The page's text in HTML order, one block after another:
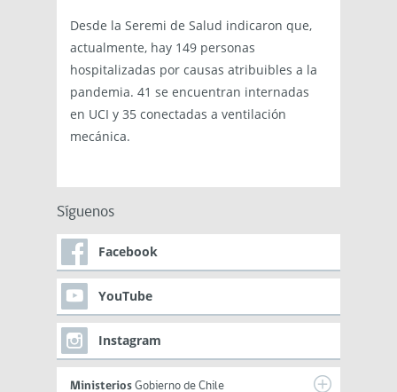
Desde la Seremi de Salud indicaron que,
actualmente, hay 149 personas
hospitalizadas por causas atribuibles a la
pandemia. 41 se encuentran internadas
en UCI y 35 conectadas a ventilación
mecánica.
Síguenos
Facebook
YouTube
Instagram
Ministerios Gobierno de Chile